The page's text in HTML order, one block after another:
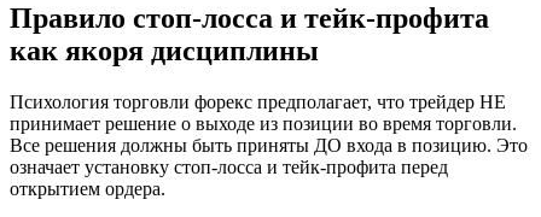
Правило стоп-лосса и тейк-профита
как якоря дисциплины
Психология торговли форекс предполагает, что трейдер НЕ
принимает решение о выходе из позиции во время торговли.
Все решения должны быть приняты ДО входа в позицию. Это
означает установку стоп-лосса и тейк-профита перед
открытием ордера.